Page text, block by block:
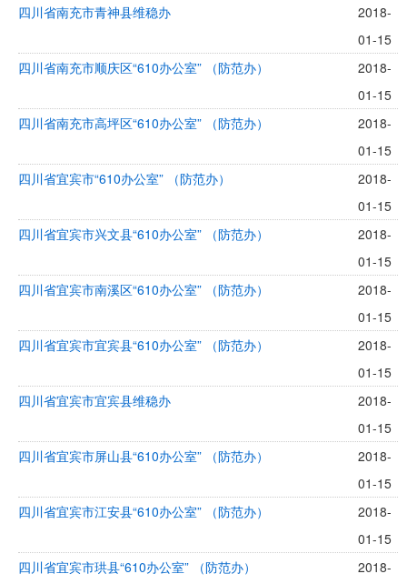
四川省南充市青神县维稳办
2018-
01-15
四川省南充市顺庆区“610办公室” （防范办）
2018-
01-15
四川省南充市高坪区“610办公室” （防范办）
2018-
01-15
四川省宜宾市“610办公室” （防范办）
2018-
01-15
四川省宜宾市兴文县“610办公室” （防范办）
2018-
01-15
四川省宜宾市南溪区“610办公室” （防范办）
2018-
01-15
四川省宜宾市宜宾县“610办公室” （防范办）
2018-
01-15
四川省宜宾市宜宾县维稳办
2018-
01-15
四川省宜宾市屏山县“610办公室” （防范办）
2018-
01-15
四川省宜宾市江安县“610办公室” （防范办）
2018-
01-15
四川省宜宾市珙县“610办公室” （防范办）
2018-